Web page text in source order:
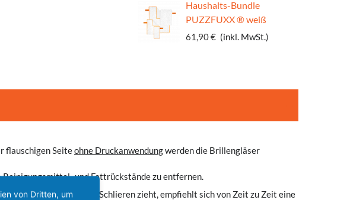
Haushalts-Bundle
PUZZFUXX ® weiß
61,90 € (inkl. MwSt.)
flauschigen Seiteohne Druckanwendungwerden die Brillengläser
und Fettrückstände zu entfernen.
ist) aufweist und es Schlieren zieht, empfiehlt sich von Zeit zu Zeit eine
von Dritten, um